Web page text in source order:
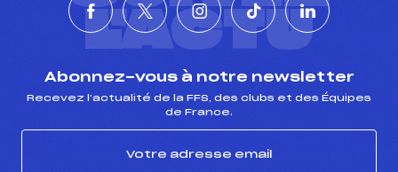
L'ACTU
Abonnez-vous à notre newsletter
Recevez l’actualité de la FFS, des clubs et des Équipes
de France.